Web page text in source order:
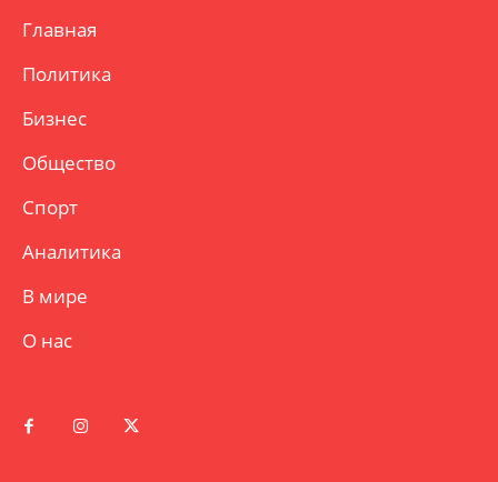
Главная
Политика
Бизнес
Общество
Спорт
Аналитика
В мире
О нас